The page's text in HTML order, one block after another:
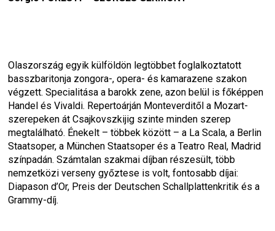
Olaszország egyik külföldön legtöbbet foglalkoztatott
basszbaritonja zongora-, opera- és kamarazene szakon
végzett. Specialitása a barokk zene, azon belül is főképpen
Handel és Vivaldi. Repertoárján Monteverditől a Mozart-
szerepeken át Csajkovszkijig szinte minden szerep
megtalálható. Énekelt – többek között – a La Scala, a Berlin
Staatsoper, a München Staatsoper és a Teatro Real, Madrid
színpadán. Számtalan szakmai díjban részesült, több
nemzetközi verseny győztese is volt, fontosabb díjai:
Diapason d’Or, Preis der Deutschen Schallplattenkritik és a
Grammy-díj.